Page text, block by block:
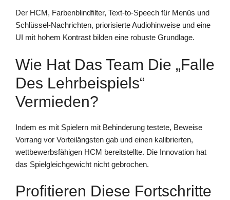
Der HCM, Farbenblindfilter, Text-to-Speech für Menüs und
Schlüssel-Nachrichten, priorisierte Audiohinweise und eine
UI mit hohem Kontrast bilden eine robuste Grundlage.
Wie Hat Das Team Die „Falle
Des Lehrbeispiels“
Vermieden?
Indem es mit Spielern mit Behinderung testete, Beweise
Vorrang vor Vorteilängsten gab und einen kalibrierten,
wettbewerbsfähigen HCM bereitstellte. Die Innovation hat
das Spielgleichgewicht nicht gebrochen.
Profitieren Diese Fortschritte